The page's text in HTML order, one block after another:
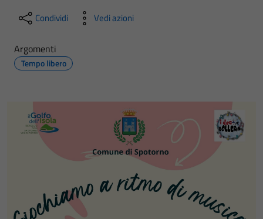
Condividi Vedi azioni
Argomenti
Tempo libero